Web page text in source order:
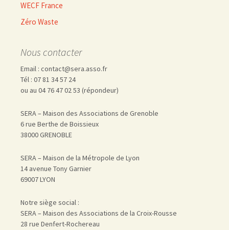
WECF France
Zéro Waste
Nous contacter
Email : contact@sera.asso.fr
Tél : 07 81 34 57 24
ou au 04 76 47 02 53 (répondeur)
SERA – Maison des Associations de Grenoble
6 rue Berthe de Boissieux
38000 GRENOBLE
SERA – Maison de la Métropole de Lyon
14 avenue Tony Garnier
69007 LYON
Notre siège social :
SERA – Maison des Associations de la Croix-Rousse
28 rue Denfert-Rochereau